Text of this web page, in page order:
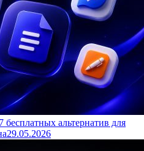
бесплатных альтернатив для
29.05.2026